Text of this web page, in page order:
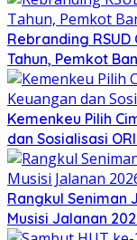
Rebranding
Tahun, Pemkot
Kemenkeu Pilih
dan Sosialisasi
Rangkul Seniman
Musisi Jalanan